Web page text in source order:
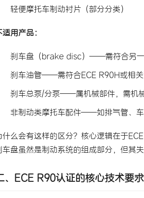
轻便摩托车制动衬片（部分分类）
用产品：
刹车盘（brake disc）——需符合另
刹车油管——需符合ECE R90H或相关
刹车总泵/分泵——属机械部件，需机
非制动类摩托车配件——如排气管、
什么会有这样的区分？核心逻辑在于
车盘虽然是制动系统的组成部分，但其
、ECE R90认证的核心技术要